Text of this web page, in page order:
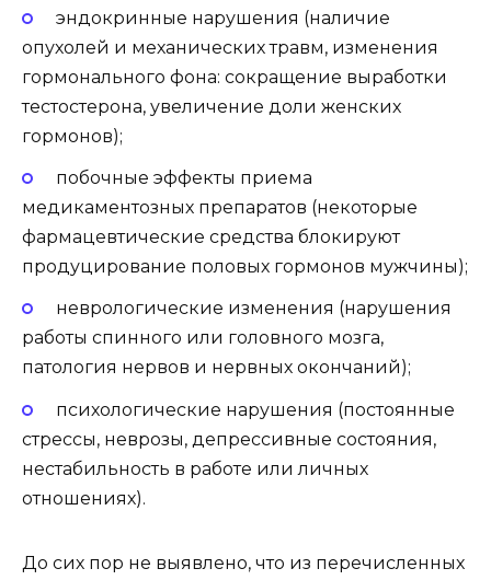
эндокринные нарушения (наличие
опухолей и механических травм, изменения
гормонального фона: сокращение выработки
тестостерона, увеличение доли женских
гормонов);
побочные эффекты приема
медикаментозных препаратов (некоторые
фармацевтические средства блокируют
продуцирование половых гормонов мужчины);
неврологические изменения (нарушения
работы спинного или головного мозга,
патология нервов и нервных окончаний);
психологические нарушения (постоянные
стрессы, неврозы, депрессивные состояния,
нестабильность в работе или личных
отношениях).
До сих пор не выявлено, что из перечисленных